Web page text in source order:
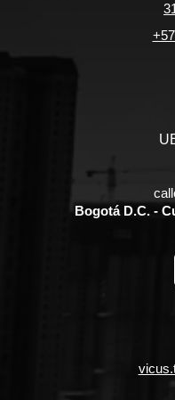
Bogotá D.C. -